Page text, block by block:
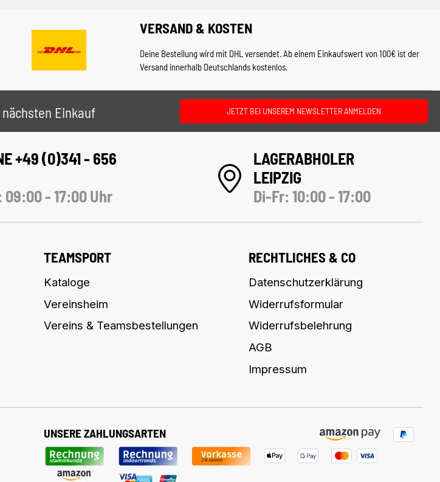
VERSAND & KOSTEN
Deine Bestellung wird mit DHL versendet. Ab einem Einkaufswert von 100€ ist der
Versand innerhalb Deutschlands kostenlos.
Einkauf JETZT BEI UNSEREM NEWSLETTER ANMELDEN
+49 (0)341 - 656
09:00 - 17:00 Uhr
LAGERABHOLER
LEIPZIG
Di-Fr: 10:00 - 17:00
TEAMSPORT
Kataloge
Vereinsheim
Vereins & Teamsbestellungen
RECHTLICHES & CO
Datenschutzerklärung
Widerrufsformular
Widerrufsbelehrung
AGB
Impressum
UNSERE ZAHLUNGSARTEN